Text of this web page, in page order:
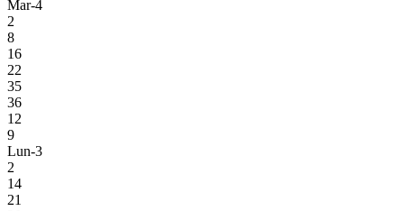
Mar-4
2
8
16
22
35
36
12
9
Lun-3
2
14
21